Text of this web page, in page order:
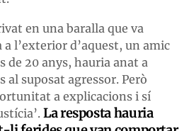
en una baralla que va
l’exterior d’aquest, un amic
de 20 anys, hauria anat a
al suposat agressor. Però
a explicacions i sí
La resposta hauria